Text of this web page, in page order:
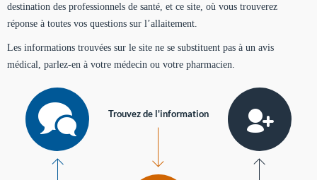
destination des professionnels de santé, et ce site, où vous trouverez
réponse à toutes vos questions sur l’allaitement.
Les informations trouvées sur le site ne se substituent pas à un avis
médical, parlez-en à votre médecin ou votre pharmacien.
Trouvez de l'information